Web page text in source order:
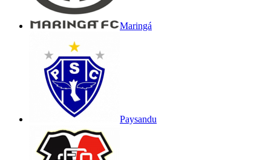
Maringá
Paysandu